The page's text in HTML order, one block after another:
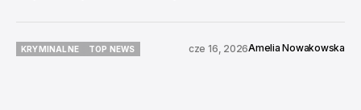
KRYMINALNE
TOP NEWS
cze 16, 2026Amelia Nowakowska